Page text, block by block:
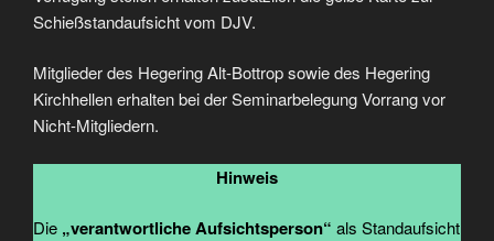
Schießstandaufsicht vom DJV.
Mitglieder des Hegering Alt-Bottrop sowie des Hegering
Kirchhellen erhalten bei der Seminarbelegung Vorrang vor
Nicht-Mitgliedern.
Hinweis
Die „verantwortliche Aufsichtsperson“ als Standaufsicht